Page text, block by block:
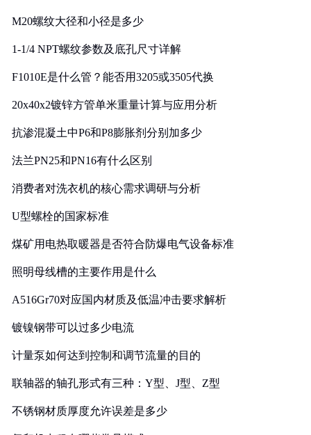
M20螺纹大径和小径是多少
1-1/4 NPT螺纹参数及底孔尺寸详解
F1010E是什么管？能否用3205或3505代换
20x40x2镀锌方管单米重量计算与应用分析
抗渗混凝土中P6和P8膨胀剂分别加多少
法兰PN25和PN16有什么区别
消费者对洗衣机的核心需求调研与分析
U型螺栓的国家标准
煤矿用电热取暖器是否符合防爆电气设备标准
照明母线槽的主要作用是什么
A516Gr70对应国内材质及低温冲击要求解析
镀镍钢带可以过多少电流
计量泵如何达到控制和调节流量的目的
联轴器的轴孔形式有三种：Y型、J型、Z型
不锈钢材质厚度允许误差是多少